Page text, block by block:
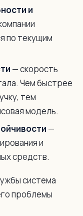
и
по текущим
— скорость
Чем быстрее
тем
модель.
—
и
средств.
система
проблемы